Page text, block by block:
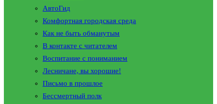
АвтоГид
Комфортная городская среда
Как не быть обманутым
В контакте с читателем
Воспитание с пониманием
Лесничане, вы хорошие!
Письмо в прошлое
Бессмертный полк